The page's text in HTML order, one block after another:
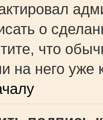
о
что
на него уже